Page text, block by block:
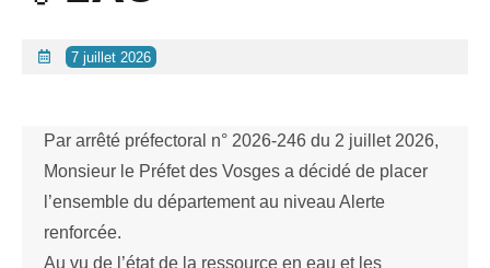
7 juillet 2026
Par arrêté préfectoral n° 2026-246 du 2 juillet 2026,
Monsieur le Préfet des Vosges a décidé de placer
l’ensemble du département au niveau Alerte
renforcée.
Au vu de l’état de la ressource en eau et les